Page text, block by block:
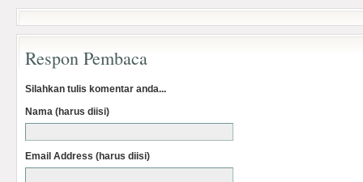
Respon Pembaca
Silahkan tulis komentar anda...
Nama (harus diisi)
Email Address (harus diisi)